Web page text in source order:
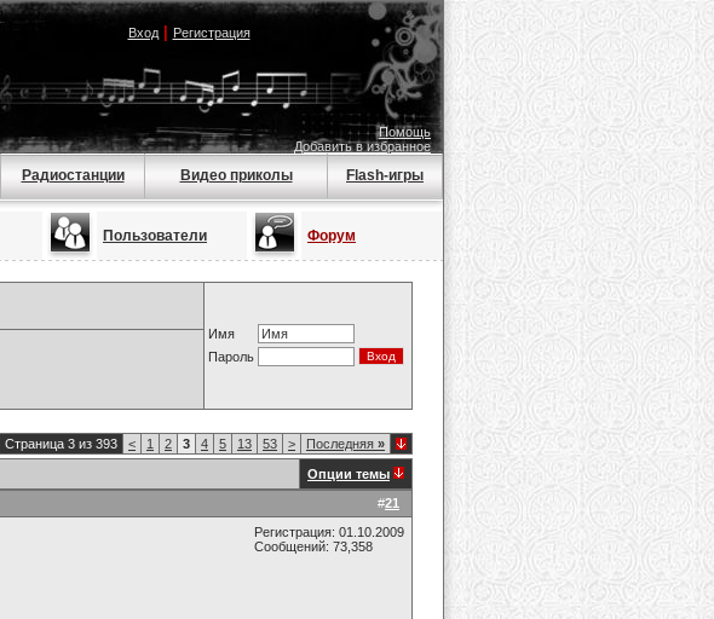
Вход| Регистрация
Помощь
Добавить в избранное
Радиостанции Видео приколы Flash-игры
Пользователи Форум
Имя
Пароль
Страница 3 из 393 < 1 2 3 4 5 13 53 > Последняя »
Опции темы
#21
Регистрация: 01.10.2009
Сообщений: 73,358